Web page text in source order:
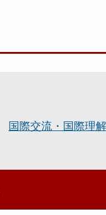
国際交流・国際理解